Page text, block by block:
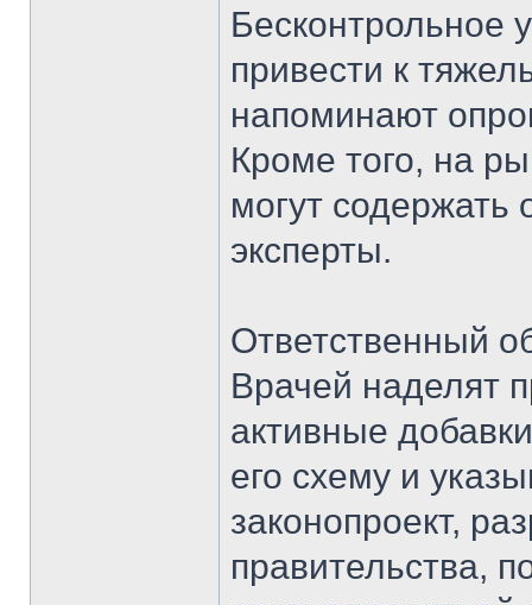
Бесконтрольное
привести к
напоминают
Кроме того, на
могут содержать
эксперты.
Ответственный
Врачей наделят
активные
его схему и
законопроект,
правительства,